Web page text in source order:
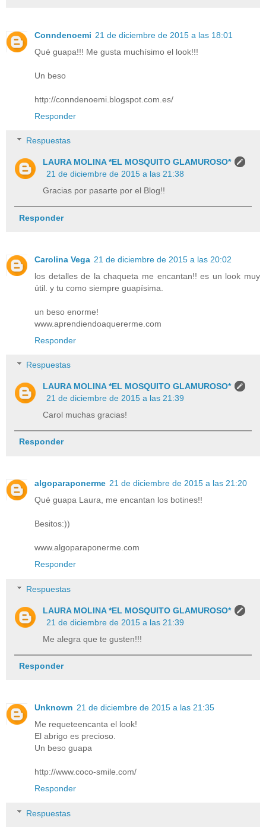
Conndenoemi 21 de diciembre de 2015 a las 18:01
Qué guapa!!! Me gusta muchísimo el look!!!
Un beso
http://conndenoemi.blogspot.com.es/
Responder
Respuestas
LAURA MOLINA *EL MOSQUITO GLAMUROSO*
21 de diciembre de 2015 a las 21:38
Gracias por pasarte por el Blog!!
Responder
Carolina Vega 21 de diciembre de 2015 a las 20:02
los detalles de la chaqueta me encantan!! es un look muy
útil. y tu como siempre guapísima.
un beso enorme!
www.aprendiendoaquererme.com
Responder
Respuestas
LAURA MOLINA *EL MOSQUITO GLAMUROSO*
21 de diciembre de 2015 a las 21:39
Carol muchas gracias!
Responder
algoparaponerme 21 de diciembre de 2015 a las 21:20
Qué guapa Laura, me encantan los botines!!
Besitos:))
www.algoparaponerme.com
Responder
Respuestas
LAURA MOLINA *EL MOSQUITO GLAMUROSO*
21 de diciembre de 2015 a las 21:39
Me alegra que te gusten!!!
Responder
Unknown 21 de diciembre de 2015 a las 21:35
Me requeteencanta el look!
El abrigo es precioso.
Un beso guapa
http://www.coco-smile.com/
Responder
Respuestas